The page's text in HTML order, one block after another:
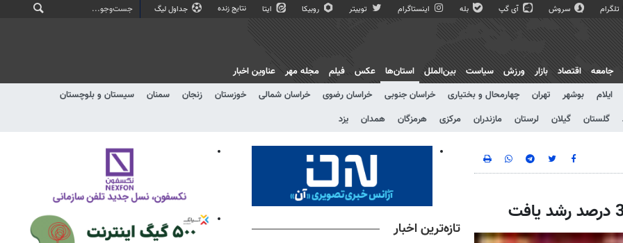
تلگرام سروش آی گپ بله اینستاگرام توییتر روبیکا ایتا نتایج زنده جداول لیگ
جامعه اقتصاد بازار ورزش سیاست بین‌الملل
استان‌ها
ایلام بوشهر تهران چهارمحال و بختیاری خراسان جنوبی خراسان رضوی خراسان شمالی خوزستان زنجان سمنان
سیستان و بلوچستان
گلستان گیلان لرستان مازندران مرکزی هرمزگان همدان یزد
عکس فیلم مجله مهر عناوین اخبار
تازه‌ترین اخبار